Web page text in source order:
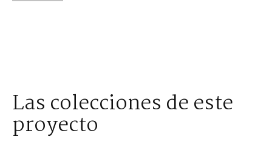
Las colecciones de este
proyecto